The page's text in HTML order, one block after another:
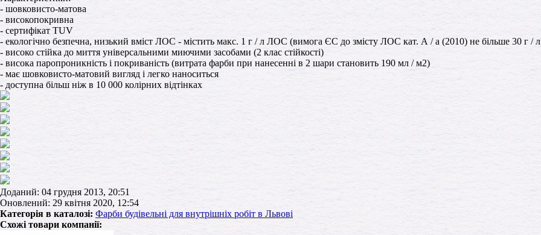
- шовковисто-матова
- високопокривна
- сертифікат TUV
- екологічно безпечна, низький вміст ЛОС - містить макс. 1 г / л ЛОС (вимога ЄС до змісту ЛОС кат. А / a (2010) не більше 30 г /
- високо стійка до миття універсальними миючими засобами (2 клас стійкості)
- висока паропроникність і покриваність (витрата фарби при нанесенні в 2 шари становить 190 мл / м2)
- має шовковисто-матовий вигляд і легко наноситься
- доступна більш ніж в 10 000 колірних відтінках
Доданий: 04 грудня 2013, 20:51
Оновлений: 29 квітня 2020, 12:54
Категорія в каталозі: Фарби будівельні для внутрішніх робіт в Львові
Схожі товари компанії: